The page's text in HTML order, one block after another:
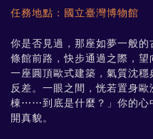
任務地點：國立臺灣博物館
你是否見過，那座如夢一般
條館前路，快步通過之際，
一座圓頂歐式建築，氣質沈
反差。一眼之間，恍若置身
棟⋯⋯到底是什麼？」你的心
開真貌。